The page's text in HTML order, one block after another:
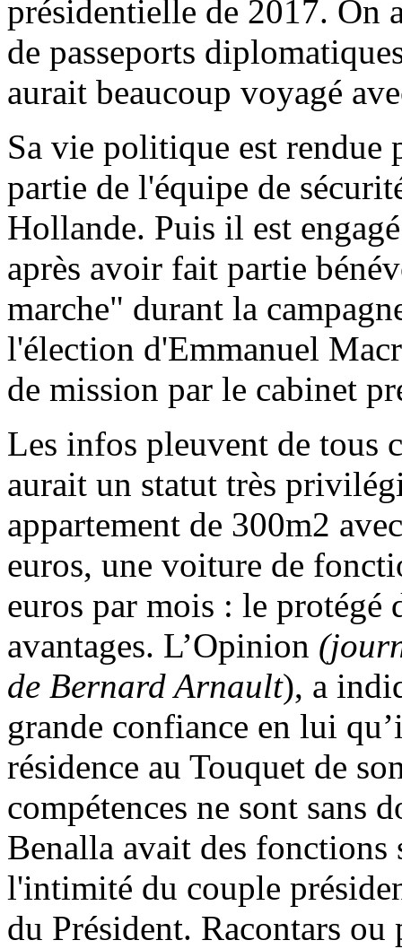
présidentielle de 2017. On
de passeports
aurait beaucoup voyagé
Sa vie politique est
partie de l'équipe de
Hollande. Puis il est
après avoir fait partie
marche" durant la
l'élection d'Emmanuel
de mission par le cabinet
Les infos pleuvent de tous
aurait un statut très
appartement de 300m2
euros, une voiture de
euros par mois : le protégé
avantages. L’Opinion
de Bernard Arnault), a
grande confiance en lui
résidence au Touquet de
compétences ne sont sans
Benalla avait des
l'intimité du couple
du Président. Racontars ou